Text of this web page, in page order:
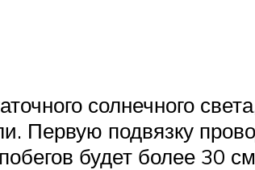
солнечного
Первую подвязку
будет более 30